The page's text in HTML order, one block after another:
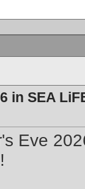
in SEA
Eve